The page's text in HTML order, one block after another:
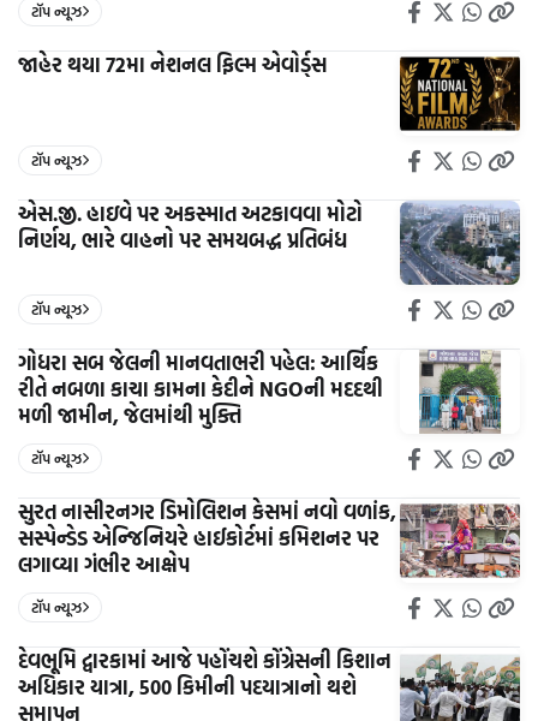
ટૉપ ન્યૂઝ
જાહેર થયા 72મા નેશનલ ફિલ્મ એવોર્ડ્સ
ટૉપ ન્યૂઝ
એસ.જી. હાઇવે પર અકસ્માત અટકાવવા મોટો
નિર્ણય, ભારે વાહનો પર સમયબદ્ધ પ્રતિબંધ
ટૉપ ન્યૂઝ
ગોધરા સબ જેલની માનવતાભરી પહેલ: આર્થિક
રીતે નબળા કાચા કામના કેદીને NGOની મદદથી
મળી જામીન, જેલમાંથી મુક્તિ
ટૉપ ન્યૂઝ
સુરત નાસીરનગર ડિમોલિશન કેસમાં નવો વળાંક,
સસ્પેન્ડેડ એન્જિનિયરે હાઈકોર્ટમાં કમિશનર પર
લગાવ્યા ગંભીર આક્ષેપ
ટૉપ ન્યૂઝ
દેવભૂમિ દ્વારકામાં આજે પહોંચશે કોંગ્રેસની કિશાન
અધિકાર યાત્રા, 500 કિમીની પદયાત્રાનો થશે
સમાપન